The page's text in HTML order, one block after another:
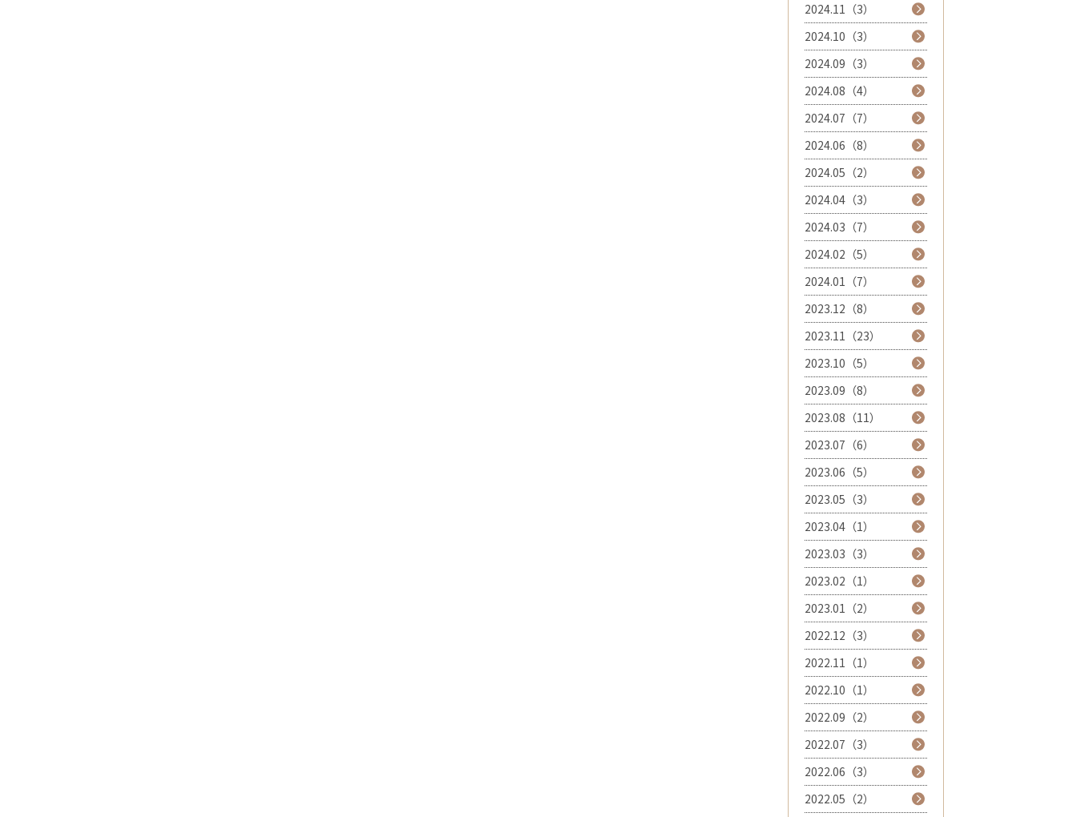
2024.11（3）
2024.10（3）
2024.09（3）
2024.08（4）
2024.07（7）
2024.06（8）
2024.05（2）
2024.04（3）
2024.03（7）
2024.02（5）
2024.01（7）
2023.12（8）
2023.11（23）
2023.10（5）
2023.09（8）
2023.08（11）
2023.07（6）
2023.06（5）
2023.05（3）
2023.04（1）
2023.03（3）
2023.02（1）
2023.01（2）
2022.12（3）
2022.11（1）
2022.10（1）
2022.09（2）
2022.07（3）
2022.06（3）
2022.05（2）